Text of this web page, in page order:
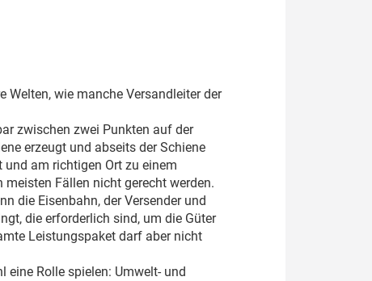
wie manche Versandleiter der
zwischen zwei Punkten auf der
erzeugt und abseits der Schiene
und am richtigen Ort zu einem
Fällen nicht gerecht werden.
die Eisenbahn, der Versender und
die erforderlich sind, um die Güter
Leistungspaket darf aber nicht
eine Rolle spielen: Umwelt- und